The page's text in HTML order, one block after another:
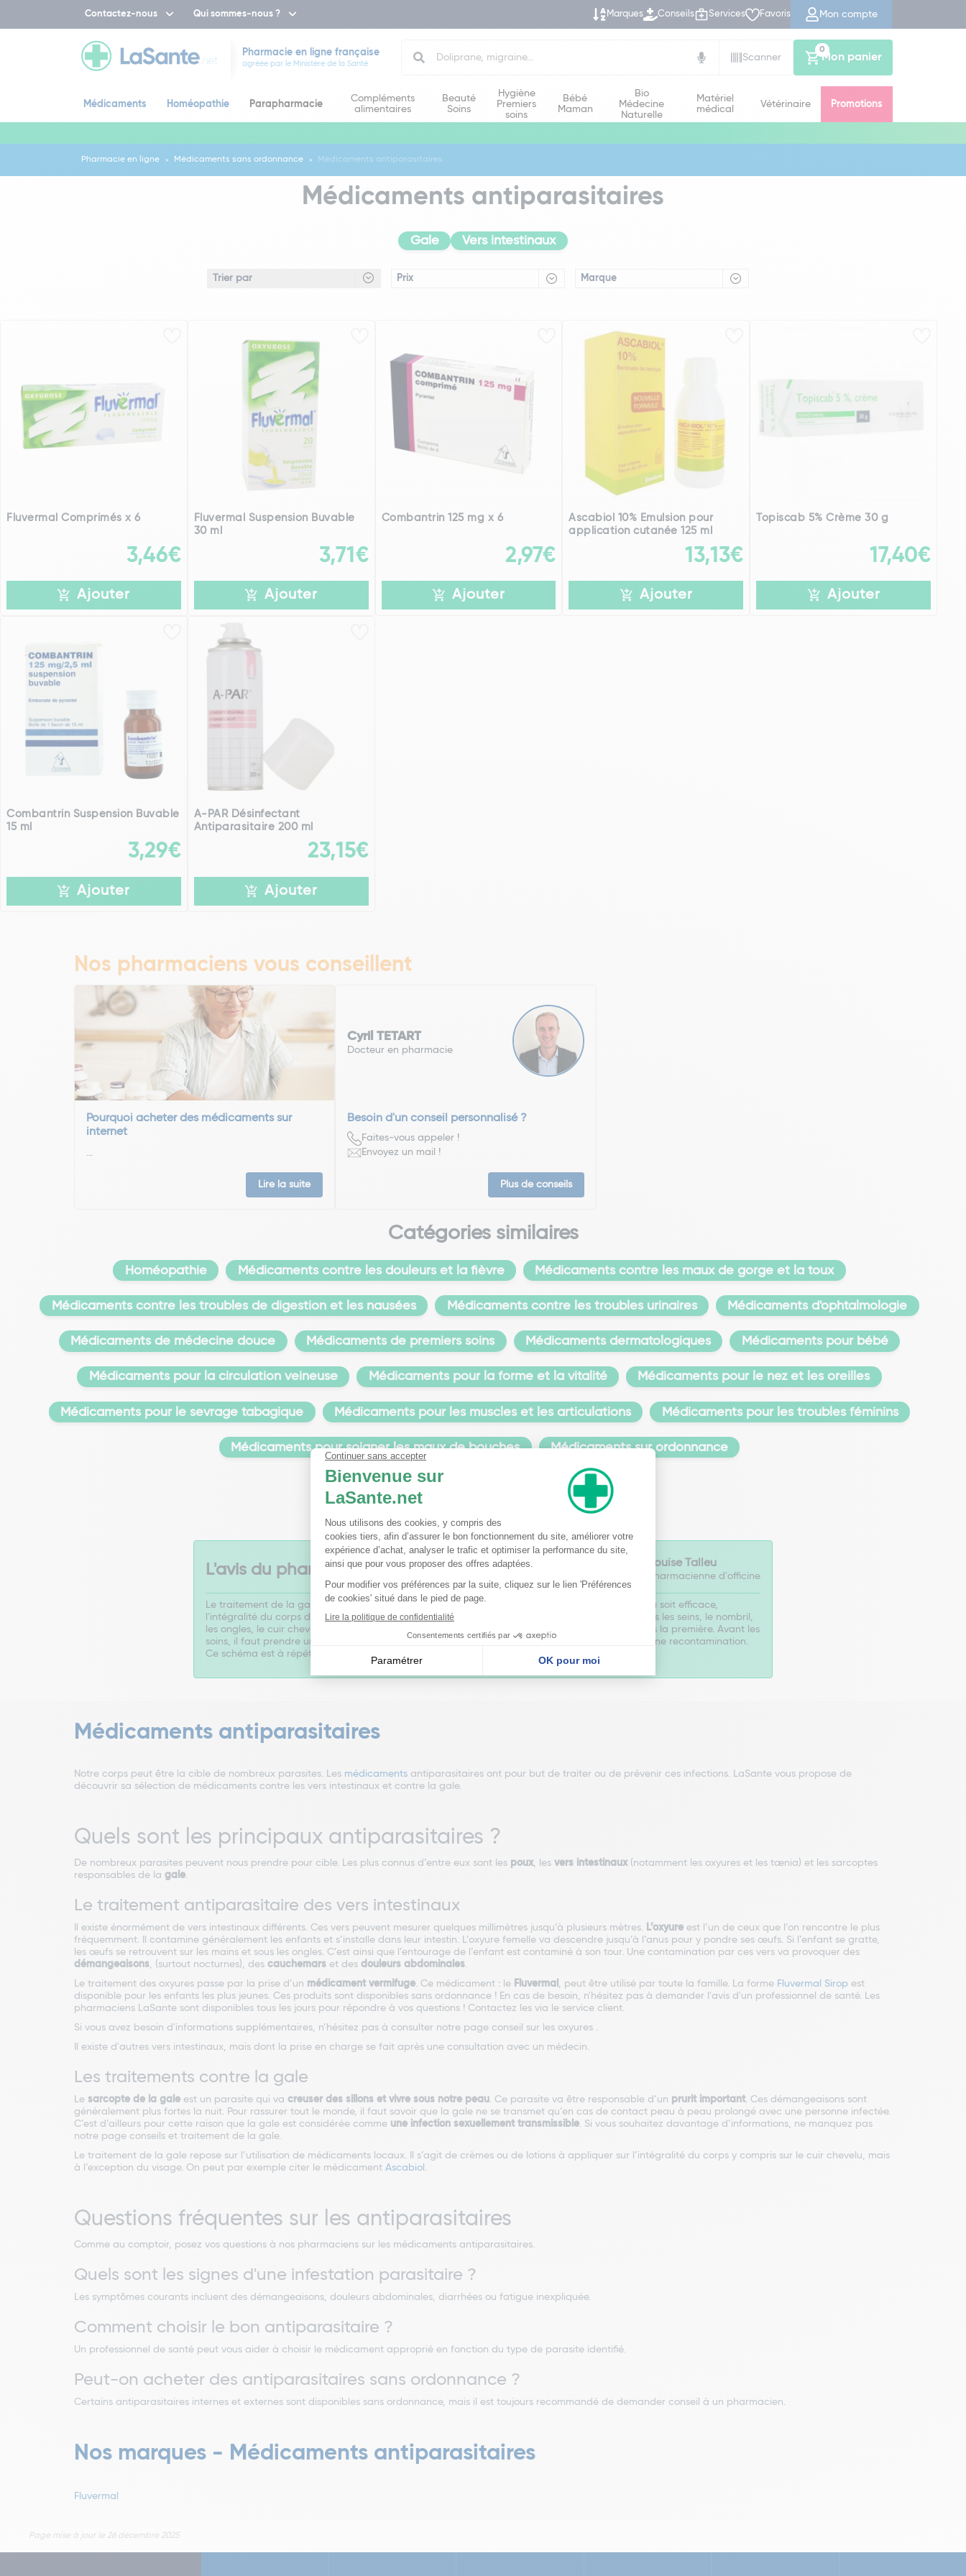
Contactez-nous Qui sommes-nous ? Marques Conseils Services Favoris Mon compte
Pharmacie en ligne française
agréée par le Ministère de la Santé
Scanner
Mon panier
0
Médicaments Homéopathie Parapharmacie
Compléments
alimentaires
Beauté
Soins
Hygiène
Premiers
soins
Bébé
Maman
Bio
Médecine
Naturelle
Matériel
médical
Vétérinaire Promotions
Pharmacie en ligne Médicaments sans ordonnance Médicaments antiparasitaires
Médicaments antiparasitaires
Gale Vers intestinaux
Prix Marque
Fluvermal Comprimés x 6
3,46€
Ajouter
Fluvermal Suspension Buvable
30 ml
3,71€
Ajouter
Combantrin 125 mg x 6
2,97€
Ajouter
Ascabiol 10% Emulsion pour
application cutanée 125 ml
13,13€
Ajouter
Topiscab 5% Crème 30 g
17,40€
Ajouter
Combantrin Suspension Buvable
15 ml
3,29€
Ajouter
A-PAR Désinfectant
Antiparasitaire 200 ml
23,15€
Ajouter
Nos pharmaciens vous conseillent
Pourquoi acheter des médicaments sur
internet
...
Lire la suite
Cyril TETART
Docteur en pharmacie
Besoin d'un conseil personnalisé ?
Faites-vous appeler !
Envoyez un mail !
Plus de conseils
Catégories similaires
Homéopathie Médicaments contre les douleurs et la fièvre Médicaments contre les maux de gorge et la toux
Médicaments contre les troubles de digestion et les nausées Médicaments contre les troubles urinaires Médicaments d'ophtalmologie
Médicaments de médecine douce Médicaments de premiers soins Médicaments dermatologiques Médicaments pour bébé
Médicaments pour la circulation veineuse Médicaments pour la forme et la vitalité Médicaments pour le nez et les oreilles
Médicaments pour le sevrage tabagique Médicaments pour les muscles et les articulations Médicaments pour les troubles féminins
Médicaments pour soigner les maux de bouches Médicaments sur ordonnance
Médicaments sans ordonnance
L'avis du pharmacien Louise Talleu
Pharmacienne d'officine
Le traitement de la gale repose sur l'application de soins locaux comme Ascabiol : pour que cela soit efficace,
l'intégralité du corps doit être traité, en insistant sur les plis cutanés (espace entre les doigts, sous les seins, le nombril,
les ongles, le cuir chevelu) et à l'exception du visage. L'application se renouvelle 15 minutes après la première. Avant les
soins, il faut prendre un bain ou une douche et bien se sécher avec un linge propre pour éviter une recontamination.
Ce schéma est à répété après 8 jours.
Médicaments antiparasitaires
Notre corps peut être la cible de nombreux parasites. Les médicaments antiparasitaires ont pour but de traiter ou de prévenir ces infections. LaSante vous propose de
découvrir sa sélection de médicaments contre les vers intestinaux et contre la gale.
Quels sont les principaux antiparasitaires ?
De nombreux parasites peuvent nous prendre pour cible. Les plus connus d’entre eux sont les poux, les vers intestinaux (notamment les oxyures et les tænia) et les sarcoptes
responsables de la gale
Le traitement antiparasitaire des vers intestinaux
Il existe énormément de vers intestinaux différents. Ces vers peuvent mesurer quelques millimètres jusqu’à plusieurs mètres. L’oxyure est l’un de ceux que l’on rencontre le plus
fréquemment. Il contamine généralement les enfants et s’installe dans leur intestin. L’oxyure femelle va descendre jusqu’à l’anus pour y pondre ses œufs. Si l’enfant se gratte,
les œufs se retrouvent sur les mains et sous les ongles. C’est ainsi que l’entourage de l’enfant est contaminé à son tour. Une contamination par ces vers va provoquer des
démangeaisons , (surtout nocturnes), des cauchemars et des douleurs abdominales
Le traitement des oxyures passe par la prise d’un médicament vermifuge . Ce médicament : le Fluvermal , peut être utilisé par toute la famille. La forme Fluvermal Sirop est
disponible pour les enfants les plus jeunes. Ces produits sont disponibles sans ordonnance ! En cas de besoin, n'hésitez pas à demander l'avis d'un professionnel de santé. Les
pharmaciens LaSante sont disponibles tous les jours pour répondre à vos questions ! Contactez les via le service client.
Si vous avez besoin d'informations supplémentaires, n’hésitez pas à consulter notre page conseil sur les oxyures .
Il existe d'autres vers intestinaux, mais dont la prise en charge se fait après une consultation avec un médecin.
Les traitements contre la gale
Le sarcopte de la gale est un parasite qui va creuser des sillons et vivre sous notre peau . Ce parasite va être responsable d’un prurit important . Ces démangeaisons sont
généralement plus fortes la nuit. Pour rassurer tout le monde, il faut savoir que la gale ne se transmet qu’en cas de contact peau à peau prolongé avec une personne infectée.
C’est d’ailleurs pour cette raison que la gale est considérée comme une infection sexuellement transmissible . Si vous souhaitez davantage d’informations, ne manquez pas
notre page conseils et traitement de la gale.
Le traitement de la gale repose sur l’utilisation de médicaments locaux. Il s’agit de crèmes ou de lotions à appliquer sur l’intégralité du corps y compris sur le cuir chevelu, mais
à l’exception du visage. On peut par exemple citer le médicament Ascabiol
Questions fréquentes sur les antiparasitaires
Comme au comptoir, posez vos questions à nos pharmaciens sur les médicaments antiparasitaires.
Quels sont les signes d'une infestation parasitaire ?
Les symptômes courants incluent des démangeaisons, douleurs abdominales, diarrhées ou fatigue inexpliquée.
Comment choisir le bon antiparasitaire ?
Un professionnel de santé peut vous aider à choisir le médicament approprié en fonction du type de parasite identifié.
Peut-on acheter des antiparasitaires sans ordonnance ?
Certains antiparasitaires internes et externes sont disponibles sans ordonnance, mais il est toujours recommandé de demander conseil à un pharmacien.
Nos marques - Médicaments antiparasitaires
Fluvermal
Page mise à jour le 26 décembre 2025